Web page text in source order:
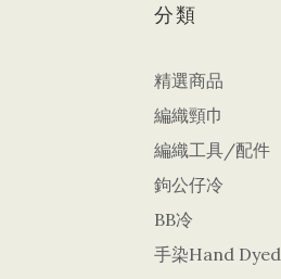
分類
精選商品
編織頸巾
編織工具/配件
鉤公仔冷
BB冷
手染Hand Dyed